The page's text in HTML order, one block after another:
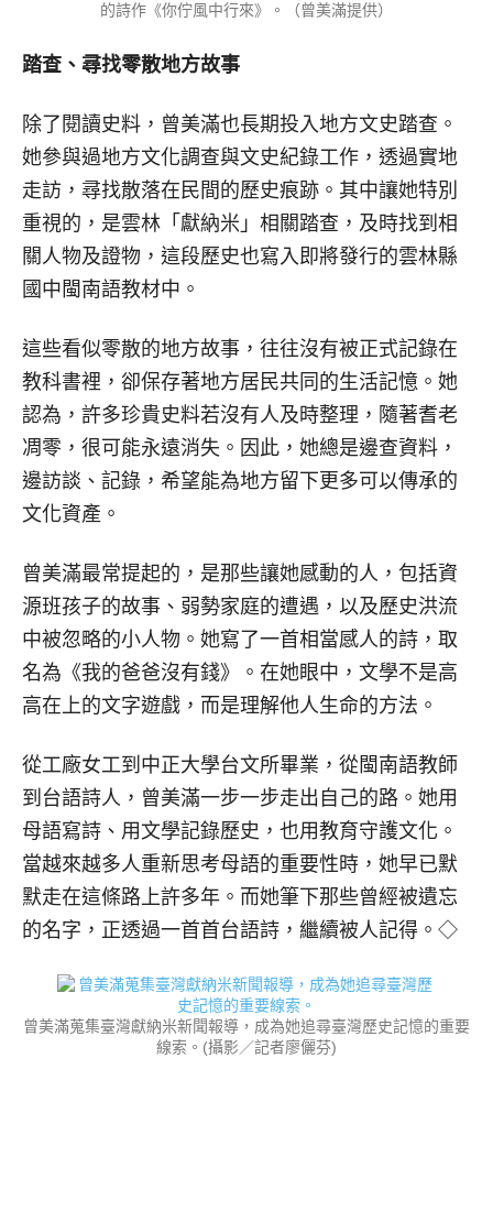
的詩作《你佇風中行來》。（曾美滿提供）
踏查、尋找零散地方故事
除了閱讀史料，曾美滿也長期投入地方文史踏查。
她參與過地方文化調查與文史紀錄工作，透過實地
走訪，尋找散落在民間的歷史痕跡。其中讓她特別
重視的，是雲林「獻納米」相關踏查，及時找到相
關人物及證物，這段歷史也寫入即將發行的雲林縣
國中閩南語教材中。
這些看似零散的地方故事，往往沒有被正式記錄在
教科書裡，卻保存著地方居民共同的生活記憶。她
認為，許多珍貴史料若沒有人及時整理，隨著耆老
凋零，很可能永遠消失。因此，她總是邊查資料，
邊訪談、記錄，希望能為地方留下更多可以傳承的
文化資產。
曾美滿最常提起的，是那些讓她感動的人，包括資
源班孩子的故事、弱勢家庭的遭遇，以及歷史洪流
中被忽略的小人物。她寫了一首相當感人的詩，取
名為《我的爸爸沒有錢》。在她眼中，文學不是高
高在上的文字遊戲，而是理解他人生命的方法。
從工廠女工到中正大學台文所畢業，從閩南語教師
到台語詩人，曾美滿一步一步走出自己的路。她用
母語寫詩、用文學記錄歷史，也用教育守護文化。
當越來越多人重新思考母語的重要性時，她早已默
默走在這條路上許多年。而她筆下那些曾經被遺忘
的名字，正透過一首首台語詩，繼續被人記得。◇
曾美滿蒐集臺灣獻納米新聞報導，成為她追尋臺灣歷史記憶的重要
線索。(攝影／記者廖儷芬)